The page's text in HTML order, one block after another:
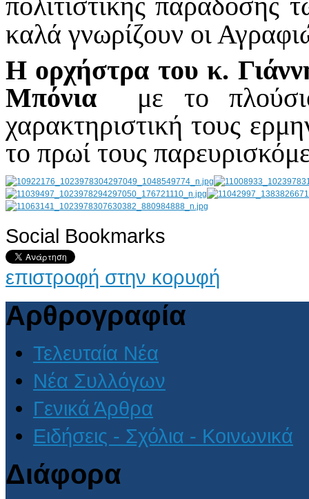
καλά γνωρίζουν οι
Η ορχήστρα του κ.
Μπόνια με το
χαρακτηριστική τους
το πρωί τους
AdmirorGallery 4.5.0, author/s Vasiljevski& Kekeljevic
Social Bookmarks
επιστροφή στην κορυφή
Αρθρογραφία
Τελευταία Νέα
Νέα Συλλόγων
Γενικά Άρθρα
Ειδήσεις - Σχόλια - Κοινωνικά
Διάφορα